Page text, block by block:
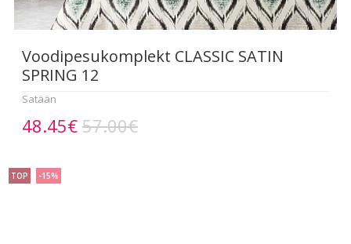
Voodipesukomplekt CLASSIC SATIN
SPRING 12
Satään
48.45€ 57.00€
TOP -15%